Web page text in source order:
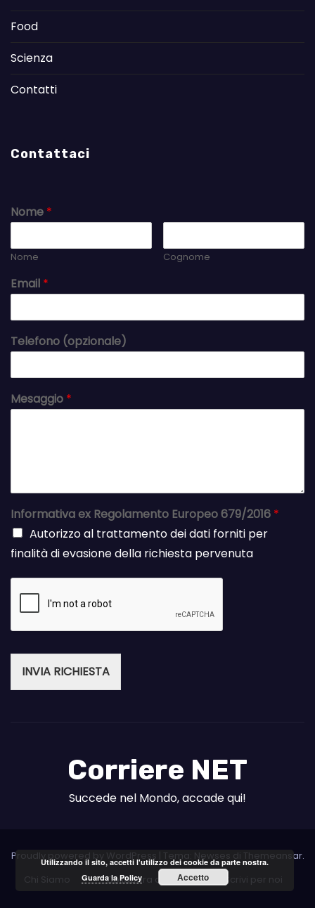
Food
Scienza
Contatti
Contattaci
Nome *
Nome Cognome
Email *
Telefono (opzionale)
Mesaggio *
Informativa ex Regolamento Europeo 679/2016 *
Autorizzo al trattamento dei dati forniti per
finalità di evasione della richiesta pervenuta
INVIA RICHIESTA
Corriere NET
Succede nel Mondo, accade qui!
Proudly powered by WordPress Tema: Newses di Themeansar.
Chi Siamo
Collabora con noi Scrivi per noi
Utilizzando il sito, accetti l'utilizzo dei cookie da parte nostra.
Guarda la Policy
Accetto